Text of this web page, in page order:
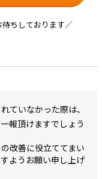
ちしております／
ていなかった際は、
報頂けますでしょう
改善に役立ててまい
ようお願い申し上げ